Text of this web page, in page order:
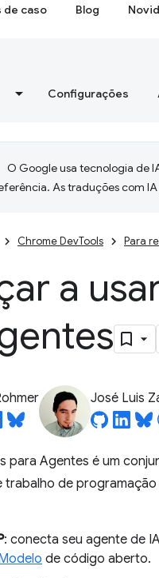
de caso Blog
Configurações
O Google usa tecnologia de
As traduções com
Chrome DevTools Para
a
José Luis
para Agentes é um
trabalho de
: conecta seu agente de
de código aberto.